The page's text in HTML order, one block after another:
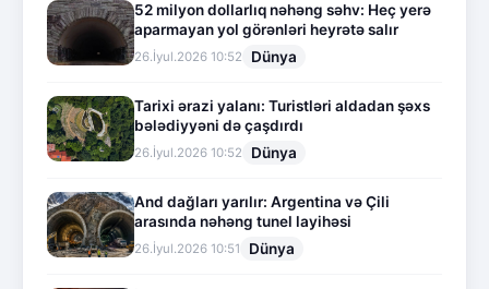
52 milyon dollarlıq nəhəng səhv: Heç yerə
aparmayan yol görənləri heyrətə salır
26.İyul.2026 10:52 Dünya
Tarixi ərazi yalanı: Turistləri aldadan şəxs
bələdiyyəni də çaşdırdı
26.İyul.2026 10:52 Dünya
And dağları yarılır: Argentina və Çili
arasında nəhəng tunel layihəsi
26.İyul.2026 10:51 Dünya